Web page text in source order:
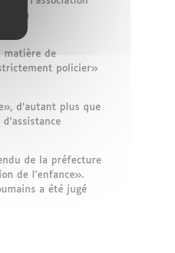
d’un
matière de
policier»
d’autant plus que
de la préfecture
de l’enfance».
a été jugé